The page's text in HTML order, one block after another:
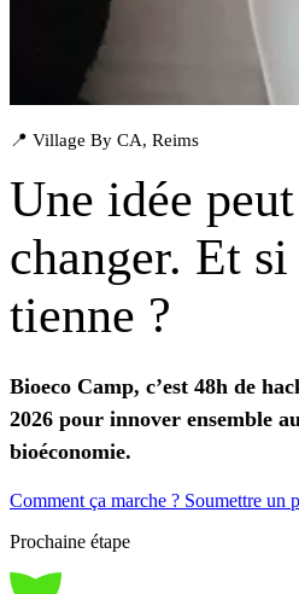
📍 Village By CA, Reims
Une idée
changer. Et si
tienne ?
Bioeco Camp, c’est 48h de
2026 pour innover ensemble
bioéconomie.
Comment ça marche ? Soumettre un
Prochaine étape